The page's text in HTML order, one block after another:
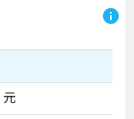
元
info